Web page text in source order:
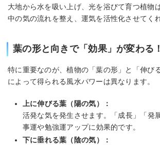
大地から水を吸い上げ、光を浴びて育つ植物
中の気の流れを整え、運気を活性化させてく
葉の形と向きで「効果」が変わる！
特に重要なのが、植物の「葉の形」と「伸び
によって得られる風水パワーは異なります。
上に伸びる葉（陽の気）：
活発な気を発生させます。「成長」「発
事運や勉強運アップに効果的です。
下に垂れる葉（陰の気）：